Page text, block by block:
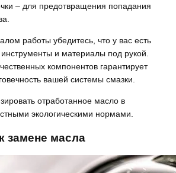
– для предотвращения попадания
работы убедитесь, что у вас есть
и материалы под рукой.
компонентов гарантирует
вашей системы смазки.
отработанное масло в
экологическими нормами.
замене масла